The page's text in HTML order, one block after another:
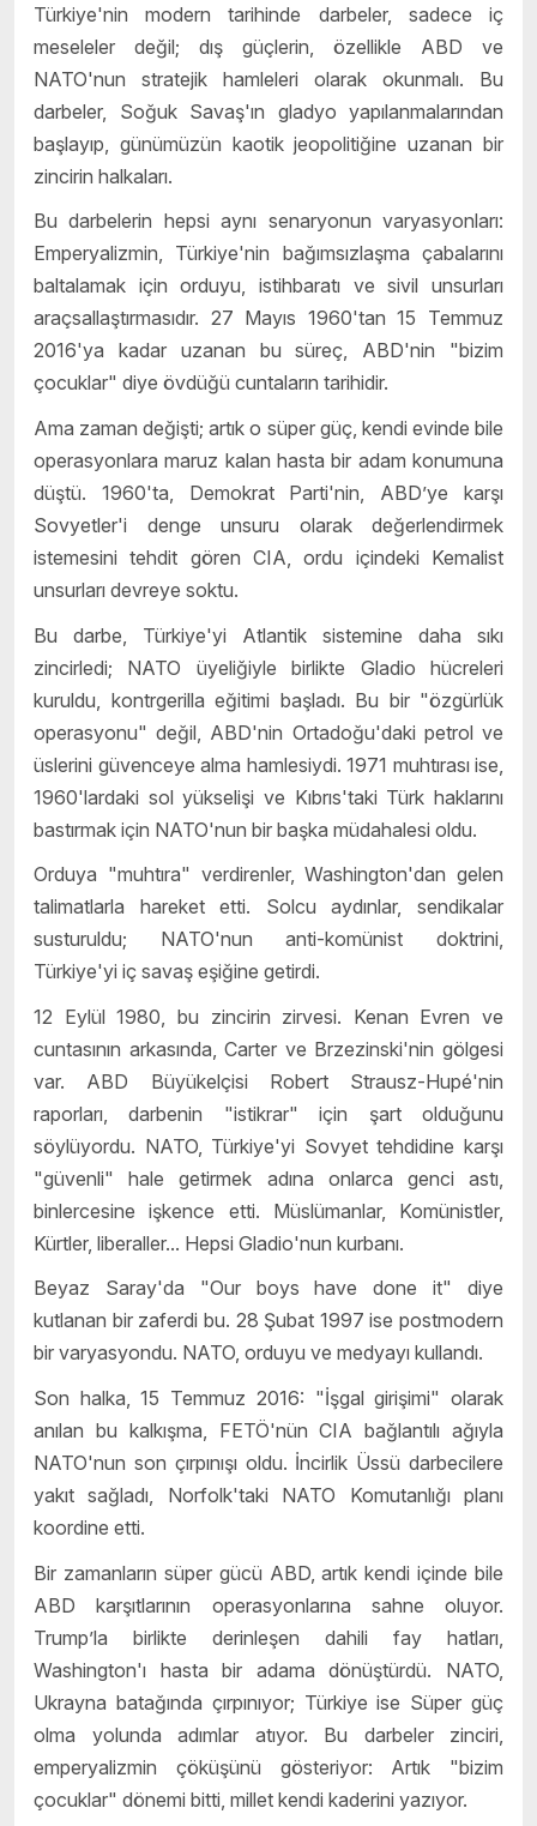
Türkiye'nin modern tarihinde darbeler, sadece iç
meseleler değil; dış güçlerin, özellikle ABD ve
NATO'nun stratejik hamleleri olarak okunmalı. Bu
darbeler, Soğuk Savaş'ın gladyo yapılanmalarından
başlayıp, günümüzün kaotik jeopolitiğine uzanan bir
zincirin halkaları.
Bu darbelerin hepsi aynı senaryonun varyasyonları:
Emperyalizmin, Türkiye'nin bağımsızlaşma çabalarını
baltalamak için orduyu, istihbaratı ve sivil unsurları
araçsallaştırmasıdır. 27 Mayıs 1960'tan 15 Temmuz
2016'ya kadar uzanan bu süreç, ABD'nin "bizim
çocuklar" diye övdüğü cuntaların tarihidir.
Ama zaman değişti; artık o süper güç, kendi evinde bile
operasyonlara maruz kalan hasta bir adam konumuna
düştü. 1960'ta, Demokrat Parti'nin, ABD’ye karşı
Sovyetler'i denge unsuru olarak değerlendirmek
istemesini tehdit gören CIA, ordu içindeki Kemalist
unsurları devreye soktu.
Bu darbe, Türkiye'yi Atlantik sistemine daha sıkı
zincirledi; NATO üyeliğiyle birlikte Gladio hücreleri
kuruldu, kontrgerilla eğitimi başladı. Bu bir "özgürlük
operasyonu" değil, ABD'nin Ortadoğu'daki petrol ve
üslerini güvenceye alma hamlesiydi. 1971 muhtırası ise,
1960'lardaki sol yükselişi ve Kıbrıs'taki Türk haklarını
bastırmak için NATO'nun bir başka müdahalesi oldu.
Orduya "muhtıra" verdirenler, Washington'dan gelen
talimatlarla hareket etti. Solcu aydınlar, sendikalar
susturuldu; NATO'nun anti-komünist doktrini,
Türkiye'yi iç savaş eşiğine getirdi.
12 Eylül 1980, bu zincirin zirvesi. Kenan Evren ve
cuntasının arkasında, Carter ve Brzezinski'nin gölgesi
var. ABD Büyükelçisi Robert Strausz-Hupé'nin
raporları, darbenin "istikrar" için şart olduğunu
söylüyordu. NATO, Türkiye'yi Sovyet tehdidine karşı
"güvenli" hale getirmek adına onlarca genci astı,
binlercesine işkence etti. Müslümanlar, Komünistler,
Kürtler, liberaller... Hepsi Gladio'nun kurbanı.
Beyaz Saray'da "Our boys have done it" diye
kutlanan bir zaferdi bu. 28 Şubat 1997 ise postmodern
bir varyasyondu. NATO, orduyu ve medyayı kullandı.
Son halka, 15 Temmuz 2016: "İşgal girişimi" olarak
anılan bu kalkışma, FETÖ'nün CIA bağlantılı ağıyla
NATO'nun son çırpınışı oldu. İncirlik Üssü darbecilere
yakıt sağladı, Norfolk'taki NATO Komutanlığı planı
koordine etti.
Bir zamanların süper gücü ABD, artık kendi içinde bile
ABD karşıtlarının operasyonlarına sahne oluyor.
Trump’la birlikte derinleşen dahili fay hatları,
Washington'ı hasta bir adama dönüştürdü. NATO,
Ukrayna batağında çırpınıyor; Türkiye ise Süper güç
olma yolunda adımlar atıyor. Bu darbeler zinciri,
emperyalizmin çöküşünü gösteriyor: Artık "bizim
çocuklar" dönemi bitti, millet kendi kaderini yazıyor.